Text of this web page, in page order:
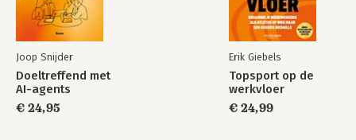
EN NU VERDER
De eerste gedachten uit je hoofd
Slechtste ideeën ooit
Kan je dat weglaten?
Nieuwe verbindingen
Oude wijn in nieuwe zakken
Joop Snijder
Doeltreffend met
AI-agents
€ 24,95
Erik Giebels
Topsport op de
werkvloer
€ 24,99